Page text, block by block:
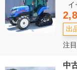
出
注
中